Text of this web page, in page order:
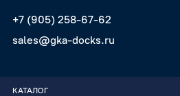
+7 (905) 258-67-62
sales@gka-docks.ru
КАТАЛОГ